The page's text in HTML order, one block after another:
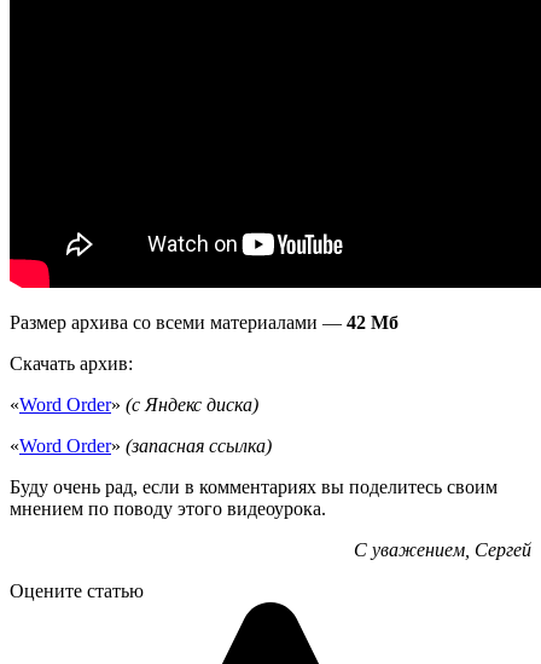
Размер архива со всеми материалами — 42 Мб
Скачать архив:
«Word Order» (с Яндекс диска)
«Word Order» (запасная ссылка)
Буду очень рад, если в комментариях вы поделитесь своим
мнением по поводу этого видеоурока.
С уважением, Сергей
Оцените статью